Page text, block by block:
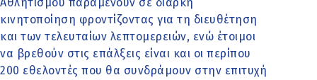
κινητοποίηση φροντίζοντας για τη διευθέτηση
και των τελευταίων λεπτομερειών, ενώ έτοιμοι
να βρεθούν στις επάλξεις είναι και οι περίπου
200 εθελοντές που θα συνδράμουν στην επιτυχή